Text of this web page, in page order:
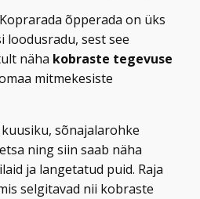
õpperada on üks
loodusradu, sest see
näha kobraste tegevuse
mitmekesiste
sõnajalarohke
ning siin saab näha
ja langetatud puid. Raja
selgitavad nii kobraste